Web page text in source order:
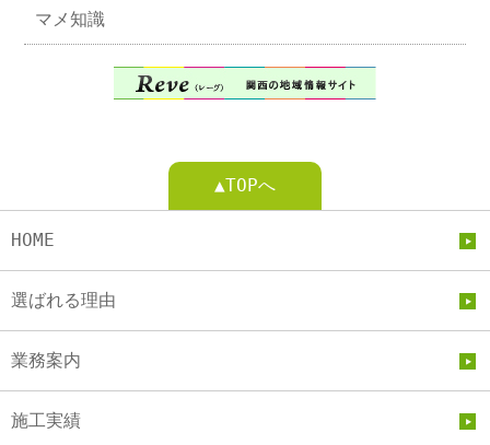
マメ知識
▲TOPへ
HOME
選ばれる理由
業務案内
施工実績